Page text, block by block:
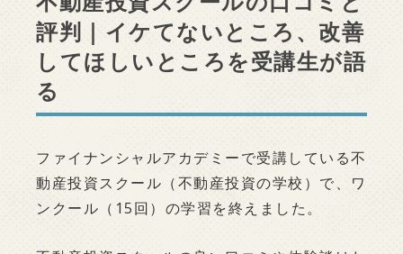
評判｜イケてないところ、改善
してほしいところを受講生が語
る
ファイナンシャルアカデミーで受講している不
動産投資スクール（不動産投資の学校）で、ワ
ンクール（15回）の学習を終えました。